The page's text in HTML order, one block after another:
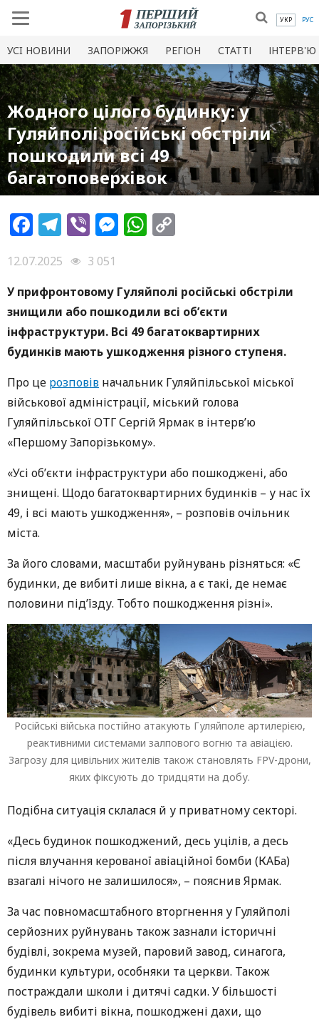
УКР РУС
УСI НОВИНИ ЗАПОРІЖЖЯ РЕГІОН СТАТТІ ІНТЕРВ'Ю
Жодного цілого будинку: у
Гуляйполі російські обстріли
пошкодили всі 49
багатоповерхівок
Facebook
Telegram
ViberMessenger
WhatsApp
12.07.2025
3 051
У прифронтовому Гуляйполі російські обстріли
знищили або пошкодили всі об’єкти
інфраструктури. Всі 49 багатоквартирних
будинків мають ушкодження різного ступеня.
Про це розповів начальник Гуляйпільської міської
військової адміністрації, міський голова
Гуляйпільської ОТГ Сергій Ярмак в інтерв’ю
«Першому Запорізькому».
«Усі об’єкти інфраструктури або пошкоджені, або
знищені. Щодо багатоквартирних будинків – у нас їх
49, і всі мають ушкодження», – розповів очільник
міста.
За його словами, масштаби руйнувань різняться: «Є
будинки, де вибиті лише вікна, а є такі, де немає
половини під’їзду. Тобто пошкодження різні».
Російські війська постійно атакують Гуляйполе артилерією,
реактивними системами залпового вогню та авіацією.
Загрозу для цивільних жителів також становлять FPV-дрони,
яких фіксують до тридцяти на добу.
Подібна ситуація склалася й у приватному секторі.
«Десь будинок пошкоджений, десь уцілів, а десь
після влучання керованої авіаційної бомби (КАБа)
взагалі нічого не залишилося», – пояснив Ярмак.
За час повномасштабного вторгнення у Гуляйполі
серйозних руйнувань також зазнали історичні
будівлі, зокрема музей, паровий завод, синагога,
будинки культури, особняки та церкви. Також
постраждали школи і дитячі садки. У більшості
будівель вибиті вікна, пошкоджені дахи, що